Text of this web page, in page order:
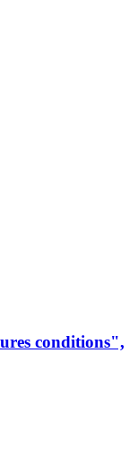
conditions",